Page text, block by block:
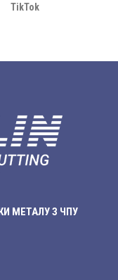
TikTok
МЕТАЛУ З ЧПУ